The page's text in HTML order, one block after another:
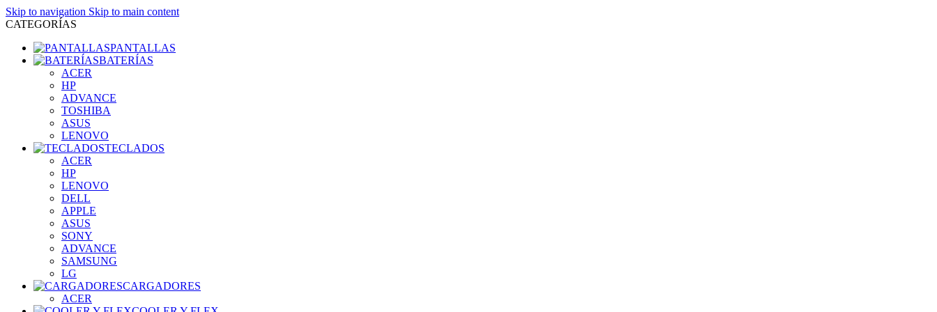
Skip to navigation Skip to main content
CATEGORÍAS
PANTALLAS
BATERÍAS
ACER
HP
ADVANCE
TOSHIBA
ASUS
LENOVO
TECLADOS
ACER
HP
LENOVO
DELL
APPLE
ASUS
SONY
ADVANCE
SAMSUNG
LG
CARGADORES
ACER